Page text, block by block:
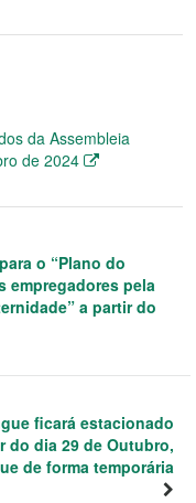
da Assembleia
de 2024
o “Plano do
empregadores pela
a partir do
ficará estacionado
do dia 29 de Outubro,
de forma temporária